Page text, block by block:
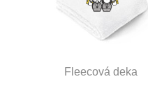
Fleecová deka